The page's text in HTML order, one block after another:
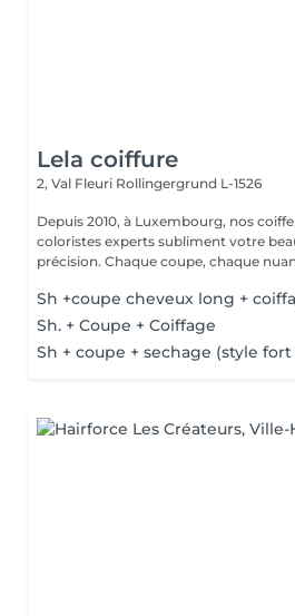
Lela coiffure
2, Val Fleuri Rollingergrund L-1526
Depuis 2010, à Luxembourg, nos
coloristes experts subliment votre
précision. Chaque coupe, chaque
Sh +coupe cheveux long +
Sh. + Coupe + Coiffage
Sh + coupe + sechage (style